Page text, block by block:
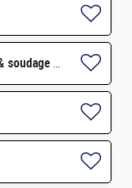
CDD 12 mois - Ingénieur.e matériaux & soudage H/F